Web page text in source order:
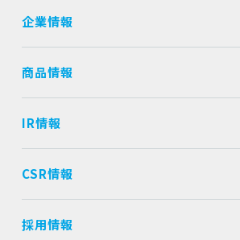
企業情報
商品情報
IR情報
CSR情報
採用情報